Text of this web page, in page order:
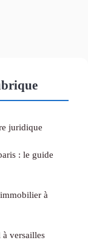
juridique
: le guide
à
versailles